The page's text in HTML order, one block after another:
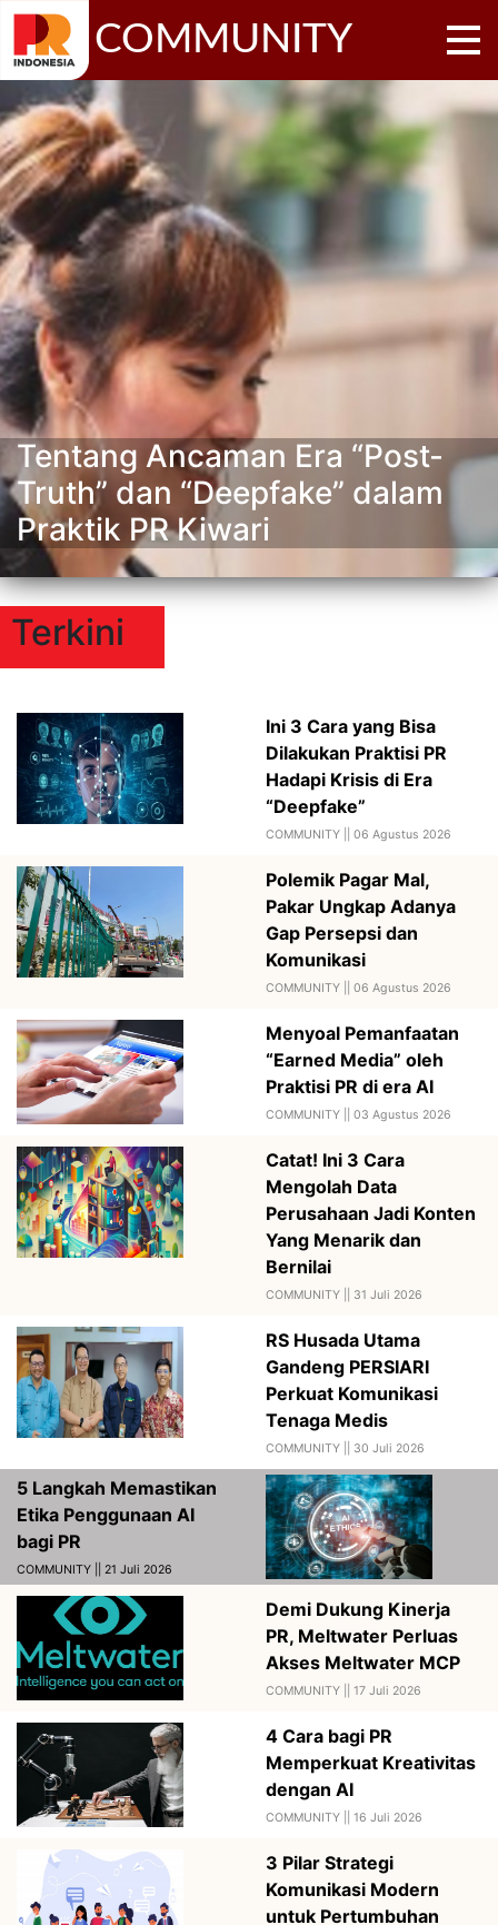
COMMUNITY
Tentang Ancaman Era “Post-
Truth” dan “Deepfake” dalam
Praktik PR Kiwari
Terkini
Ini 3 Cara yang Bisa
Dilakukan Praktisi PR
Hadapi Krisis di Era
“Deepfake”
COMMUNITY || 06 Agustus 2026
Polemik Pagar Mal,
Pakar Ungkap Adanya
Gap Persepsi dan
Komunikasi
COMMUNITY || 06 Agustus 2026
Menyoal Pemanfaatan
“Earned Media” oleh
Praktisi PR di era AI
COMMUNITY || 03 Agustus 2026
Catat! Ini 3 Cara
Mengolah Data
Perusahaan Jadi Konten
Yang Menarik dan
Bernilai
COMMUNITY || 31 Juli 2026
RS Husada Utama
Gandeng PERSIARI
Perkuat Komunikasi
Tenaga Medis
COMMUNITY || 30 Juli 2026
5 Langkah Memastikan
Etika Penggunaan AI
bagi PR
COMMUNITY || 21 Juli 2026
Demi Dukung Kinerja
PR, Meltwater Perluas
Akses Meltwater MCP
COMMUNITY || 17 Juli 2026
4 Cara bagi PR
Memperkuat Kreativitas
dengan AI
COMMUNITY || 16 Juli 2026
3 Pilar Strategi
Komunikasi Modern
untuk Pertumbuhan